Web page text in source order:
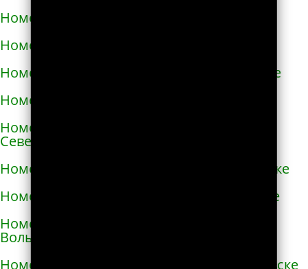
Номера телефонов такси в Нетешине
Номера телефонов такси в Никополе
Номера телефонов такси в Новой Каховке
Номера телефонов такси в Новой Одессе
Номера телефонов такси в Новгороде-
Северском
Номера телефонов такси в Новоалексеевке
Номера телефонов такси в Нововолынске
Номера телефонов такси в Новограде-
Волынском
Номера телефонов такси в Новоднестровске